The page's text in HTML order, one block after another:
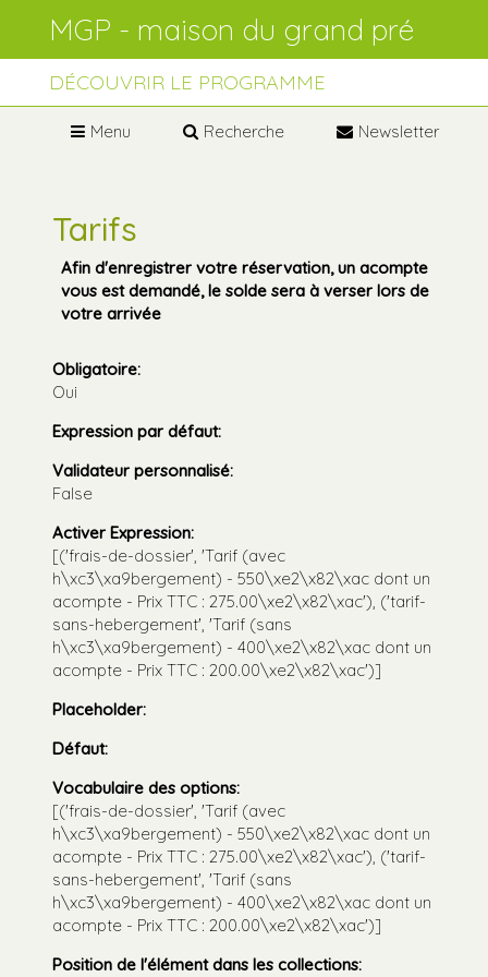
Aller
navigation
personnels
DÉCOUVRIR LE PROGRAMME
Menu Recherche Newsletter
Tarifs
Afin d'enregistrer votre réservation, un acompte
vous est demandé, le solde sera à verser lors de
votre arrivée
Obligatoire:
Oui
Expression par défaut:
Validateur personnalisé:
False
Activer Expression:
[('frais-de-dossier', 'Tarif (avec
h\xc3\xa9bergement) - 550\xe2\x82\xac dont un
acompte - Prix TTC : 275.00\xe2\x82\xac'), ('tarif-
sans-hebergement', 'Tarif (sans
h\xc3\xa9bergement) - 400\xe2\x82\xac dont un
acompte - Prix TTC : 200.00\xe2\x82\xac')]
Placeholder:
Défaut:
Vocabulaire des options:
[('frais-de-dossier', 'Tarif (avec
h\xc3\xa9bergement) - 550\xe2\x82\xac dont un
acompte - Prix TTC : 275.00\xe2\x82\xac'), ('tarif-
sans-hebergement', 'Tarif (sans
h\xc3\xa9bergement) - 400\xe2\x82\xac dont un
acompte - Prix TTC : 200.00\xe2\x82\xac')]
Position de l'élément dans les collections: